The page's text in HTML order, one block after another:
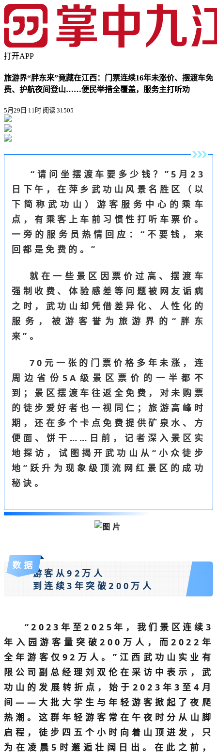
打开APP
旅游界“胖东来”竟藏在江西：门票连续16年未涨价、摆渡车免
费、护航夜间登山……便民举措全覆盖，服务主打听劝
5月29日 11时 阅读 31505
“请问坐摆渡车要多少钱？”5月23
日下午，在萍乡武功山风景名胜区（以
下简称武功山）游客服务中心的乘车
点，有乘客上车前习惯性打听车票价。
一旁的服务员热情回应：“不要钱，来
回都是免费的。”
就在一些景区因票价过高、摆渡车
强制收费、体验感差等问题被网友诟病
之时，武功山却凭借差异化、人性化的
服务，被游客誉为旅游界的“胖东
来”。
70元一张的门票价格多年未涨，连
周边省份5A级景区票价的一半都不
到；景区摆渡车往返全免费，对未购票
的徒步爱好者也一视同仁；旅游高峰时
期，还在多个卡点免费提供矿泉水、方
便面、饼干……日前，记者深入景区实
地探访，试图揭开武功山从“小众徒步
地”跃升为现象级顶流网红景区的成功
秘诀。
数据
游客从92万人
到连续3年突破200万人
“2023年至2025年，我们景区连续3
年入园游客量突破200万人，而2022年
全年游客仅92万人。”江西武功山实业有
限公司副总经理刘双伦在采访中表示，武
功山的发展转折点，始于2023年3至4月
间——大批大学生与年轻游客掀起了夜爬
热潮。这群年轻游客常在午夜时分从山脚
启程，徒步四五个小时向着山顶进发，只
为在凌晨5时邂逅壮阔日出。在此之前，